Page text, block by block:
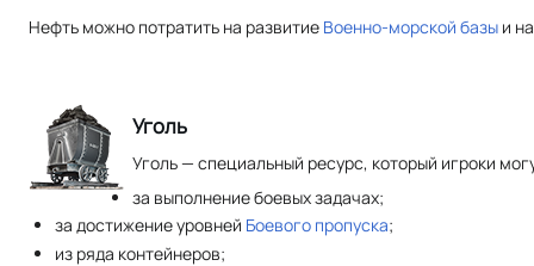
Нефть можно потратить на развитие Военно-морской базы и
Уголь
Уголь — специальный ресурс, который игроки
за выполнение боевых задачах;
за достижение уровней Боевого пропуска;
из ряда контейнеров;